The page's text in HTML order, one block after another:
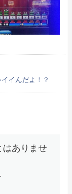
イんだよ！？
はありませ